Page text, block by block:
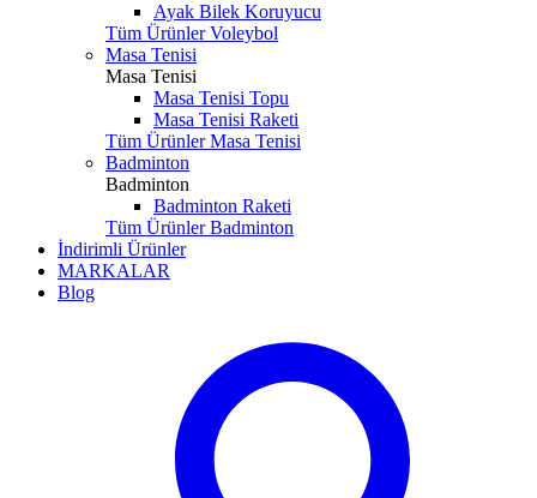
Ayak Bilek Koruyucu
Tüm Ürünler Voleybol
Masa Tenisi
Masa Tenisi
Masa Tenisi Topu
Masa Tenisi Raketi
Tüm Ürünler Masa Tenisi
Badminton
Badminton
Badminton Raketi
Tüm Ürünler Badminton
İndirimli Ürünler
MARKALAR
Blog